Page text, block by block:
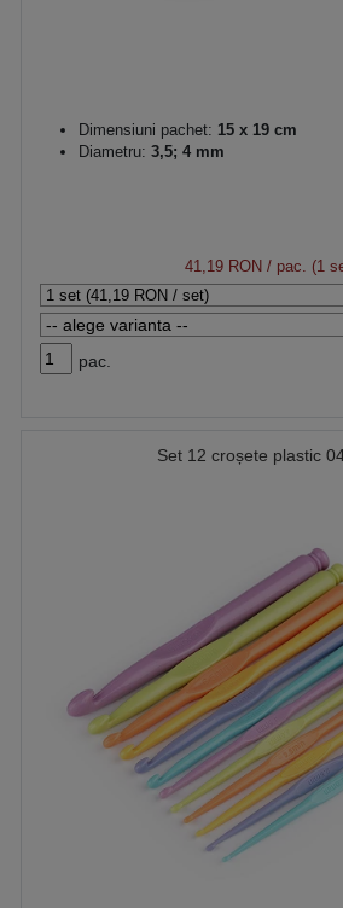
Dimensiuni pachet: 15 x 19 cm
Diametru: 3,5; 4 mm
41,19 RON / pac. (1
pac.
Set 12 croșete plastic